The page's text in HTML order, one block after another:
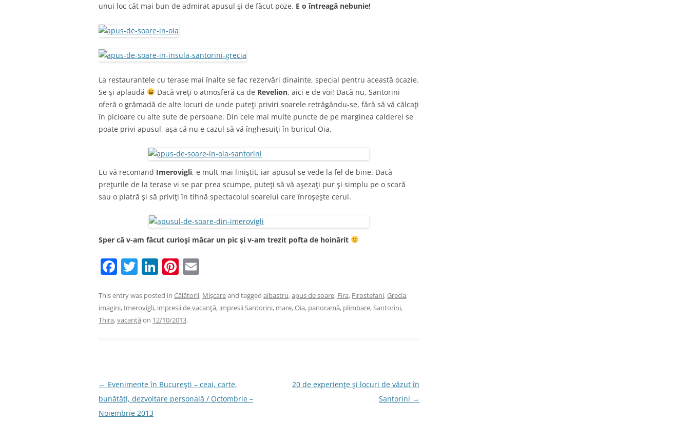
unui loc cât mai bun de admirat apusul şi de făcut poze. E o întreagă nebunie!
La restaurantele cu terase mai înalte se fac rezervări dinainte, special pentru această ocazie.
Se şi aplaudă
Dacă vreţi o atmosferă ca de Revelion, aici e de voi! Dacă nu, Santorini
oferă o grămadă de alte locuri de unde puteţi priviri soarele retrăgându-se, fără să vă călcaţi
în picioare cu alte sute de persoane. Din cele mai multe puncte de pe marginea calderei se
poate privi apusul, aşa că nu e cazul să vă înghesuiţi în buricul Oia.
Eu vă recomand Imerovigli, e mult mai liniştit, iar apusul se vede la fel de bine. Dacă
preţurile de la terase vi se par prea scumpe, puteţi să vă aşezaţi pur şi simplu pe o scară
sau o piatră şi să priviţi în tihnă spectacolul soarelui care înroşeşte cerul.
Sper că v-am făcut curioşi măcar un pic şi v-am trezit pofta de hoinărit
F
c
e
k
T
itt
er
Li
k
e
Pi
er
e
ai
l
This entry was posted in Călătorii, Mişcareand tagged albastru,apus de soare, Fira, Firostefani,Grecia,
imagini, Imerovigli, impresii de vacanţă, impresii Santorini, mare,Oia, panoramă, plimbare,Santorini,
Thira,vacanţă on 12/10/2013.
Post
navigation
← Evenimente în Bucureşti – ceai, carte,
bunătăţi, dezvoltare personală / Octombrie –
Noiembrie 2013
20 de experienţe şi locuri de văzut în
Santorini →